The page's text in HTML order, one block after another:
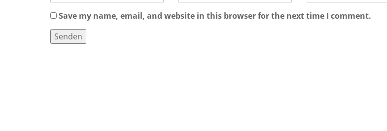
Save my name, email, and website in this browser for the next time I comment.